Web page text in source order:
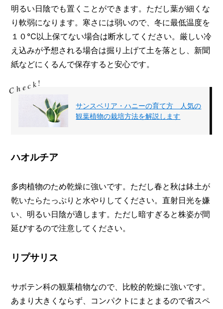
明るい日陰でも置くことができます。ただし葉が細くな
り軟弱になります。寒さには弱いので、冬に最低温度を
１０℃以上保てない場合は断水してください。厳しい冷
え込みが予想される場合は掘り上げて土を落とし、新聞
紙などにくるんで保存すると安心です。
サンスベリア・ハニーの育て方 人気の
観葉植物の栽培方法を解説します
ハオルチア
多肉植物のため乾燥に強いです。ただし春と秋は鉢土が
乾いたらたっぷりと水やりしてください。直射日光を嫌
い、明るい日陰が適します。ただし暗すぎると株姿が間
延びするので注意してください。
リプサリス
サボテン科の観葉植物なので、比較的乾燥に強いです。
あまり大きくならず、コンパクトにまとまるので省スペ